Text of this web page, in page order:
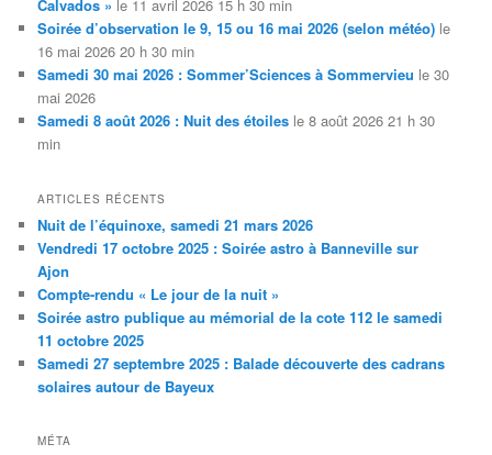
Calvados » le 11 avril 2026 15 h 30 min
Soirée d’observation le 9, 15 ou 16 mai 2026 (selon météo) le
16 mai 2026 20 h 30 min
Samedi 30 mai 2026 : Sommer’Sciences à Sommervieu le 30
mai 2026
Samedi 8 août 2026 : Nuit des étoiles le 8 août 2026 21 h 30
min
ARTICLES RÉCENTS
Nuit de l’équinoxe, samedi 21 mars 2026
Vendredi 17 octobre 2025 : Soirée astro à Banneville sur
Ajon
Compte-rendu « Le jour de la nuit »
Soirée astro publique au mémorial de la cote 112 le samedi
11 octobre 2025
Samedi 27 septembre 2025 : Balade découverte des cadrans
solaires autour de Bayeux
MÉTA